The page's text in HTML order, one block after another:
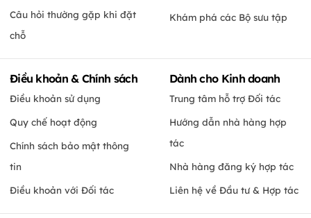
Câu hỏi thường gặp khi đặt
chỗ
Khám phá các Bộ sưu tập
Điều khoản & Chính sách
Điều khoản sử dụng
Quy chế hoạt động
Chính sách bảo mật thông
tin
Điều khoản với Đối tác
Dành cho Kinh doanh
Trung tâm hỗ trợ Đối tác
Hướng dẫn nhà hàng hợp
tác
Nhà hàng đăng ký hợp tác
Liên hệ về Đầu tư & Hợp tác